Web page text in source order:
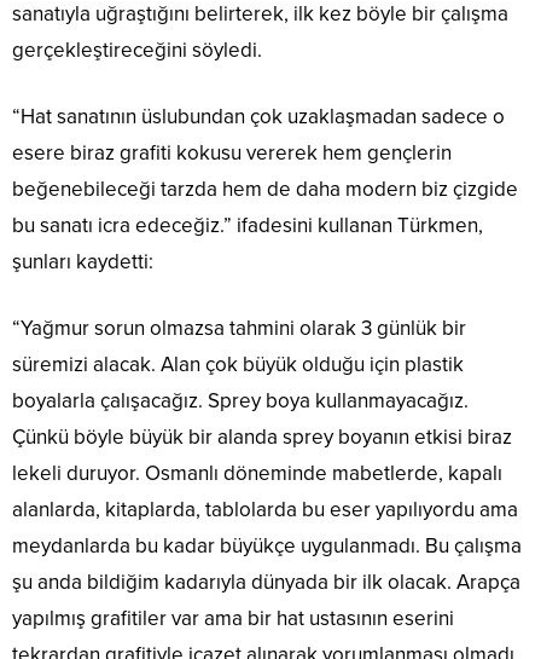
sanatıyla uğraştığını belirterek, ilk kez böyle bir çalışma
gerçekleştireceğini söyledi.
“Hat sanatının üslubundan çok uzaklaşmadan sadece o
esere biraz grafiti kokusu vererek hem gençlerin
beğenebileceği tarzda hem de daha modern biz çizgide
bu sanatı icra edeceğiz.” ifadesini kullanan Türkmen,
şunları kaydetti:
“Yağmur sorun olmazsa tahmini olarak 3 günlük bir
süremizi alacak. Alan çok büyük olduğu için plastik
boyalarla çalışacağız. Sprey boya kullanmayacağız.
Çünkü böyle büyük bir alanda sprey boyanın etkisi biraz
lekeli duruyor. Osmanlı döneminde mabetlerde, kapalı
alanlarda, kitaplarda, tablolarda bu eser yapılıyordu ama
meydanlarda bu kadar büyükçe uygulanmadı. Bu çalışma
şu anda bildiğim kadarıyla dünyada bir ilk olacak. Arapça
yapılmış grafitiler var ama bir hat ustasının eserini